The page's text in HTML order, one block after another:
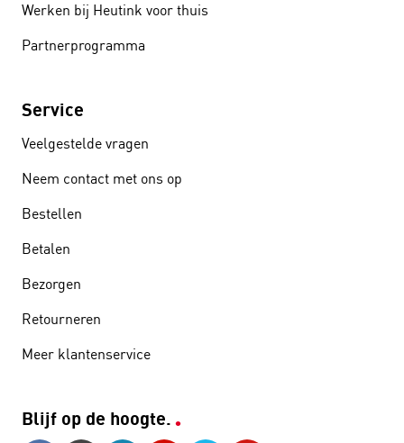
Werken bij Heutink voor thuis
Partnerprogramma
Service
Veelgestelde vragen
Neem contact met ons op
Bestellen
Betalen
Bezorgen
Retourneren
Meer klantenservice
Blijf op de hoogte.